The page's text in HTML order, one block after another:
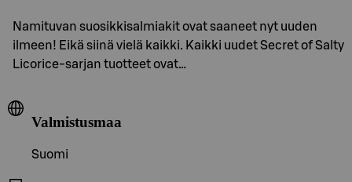
Namituvan suosikkisalmiakit ovat saaneet nyt uuden
ilmeen! Eikä siinä vielä kaikki. Kaikki uudet Secret of Salty
Licorice-sarjan tuotteet ovat…
Valmistusmaa
Suomi